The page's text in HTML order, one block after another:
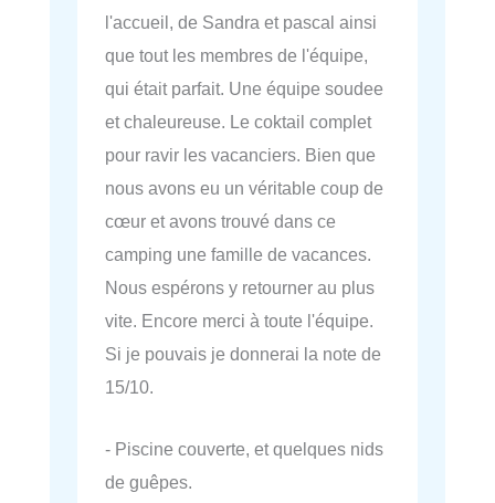
l'accueil, de Sandra et pascal ainsi
que tout les membres de l'équipe,
qui était parfait. Une équipe soudee
et chaleureuse. Le coktail complet
pour ravir les vacanciers. Bien que
nous avons eu un véritable coup de
cœur et avons trouvé dans ce
camping une famille de vacances.
Nous espérons y retourner au plus
vite. Encore merci à toute l'équipe.
Si je pouvais je donnerai la note de
15/10.
- Piscine couverte, et quelques nids
de guêpes.